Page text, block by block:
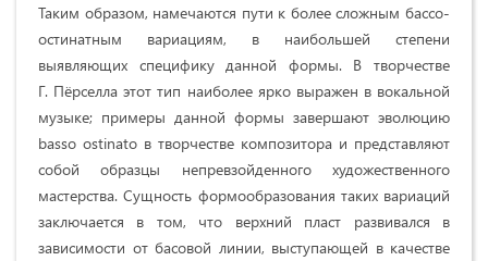
Таким образом, намечаются пути к более сложным бассо-
остинатным вариациям, в наибольшей степени
выявляющих специфику данной формы. В творчестве
Г. Пёрселла этот тип наиболее ярко выражен в вокальной
музыке; примеры данной формы завершают эволюцию
basso ostinato в творчестве композитора и представляют
собой образцы непревзойденного художественного
мастерства. Сущность формообразования таких вариаций
заключается в том, что верхний пласт развивался в
зависимости от басовой линии, выступающей в качестве